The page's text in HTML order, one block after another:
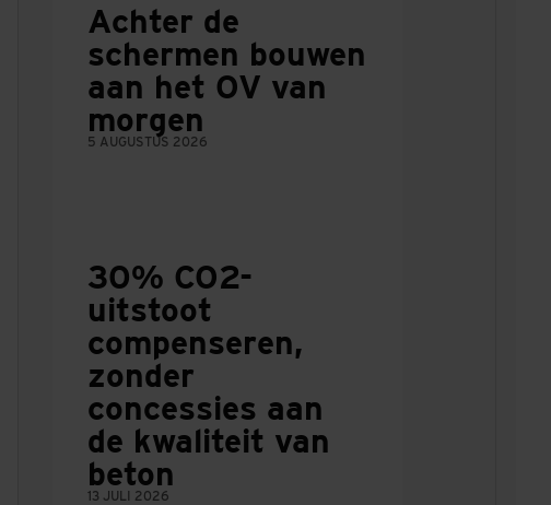
Achter de
schermen bouwen
aan het OV van
morgen
5 AUGUSTUS 2026
30% CO2-
uitstoot
compenseren,
zonder
concessies aan
de kwaliteit van
beton
13 JULI 2026